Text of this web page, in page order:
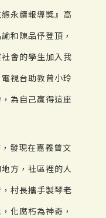
永續報導獎』高
和陳品伃登頂，
會的學生加入我
視台助教曾小玲
為自己贏得這座
發現在嘉義曾文
方，社區裡的人
村長攜手製琴老
化腐朽為神奇，